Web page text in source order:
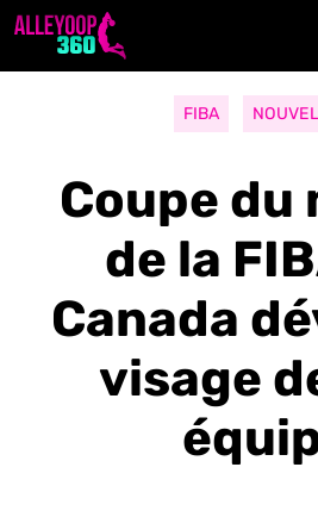
Aller
FIBA
Coupe du
de la
Canada
visage